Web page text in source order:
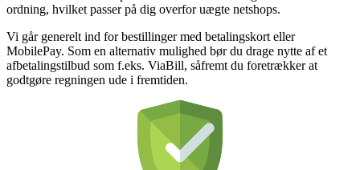
ordning, hvilket passer på dig overfor uægte netshops.
Vi går generelt ind for bestillinger med betalingskort eller
MobilePay. Som en alternativ mulighed bør du drage nytte af et
afbetalingstilbud som f.eks. ViaBill, såfremt du foretrækker at
godtgøre regningen ude i fremtiden.